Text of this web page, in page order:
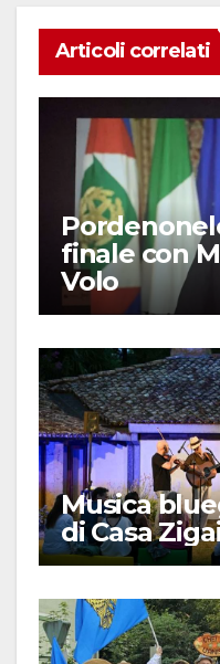
Articoli correlati
finale con
Volo
Musica
di Casa